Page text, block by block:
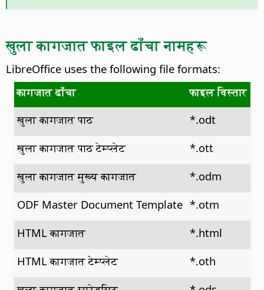
खुला कागजात फाइल ढाँचा नामहरू
LibreOffice uses the following file formats:
कागजात ढाँचा
फाइल विस्तार
खुला कागजात पाठ
*.odt
खुला कागजात पाठ टेम्प्लेट
*.ott
खुला कागजात मुख्य कागजात
*.odm
ODF Master Document Template *.otm
HTML कागजात
*.html
HTML कागजात टेम्प्लेट
*.oth